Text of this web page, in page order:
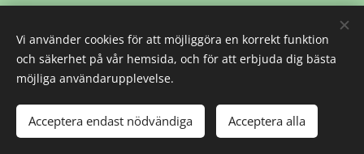
STINA HAGSTRÖM DESIGN
Maratonvägen 74, 122 40 Enskede,
Cookies
Vi använder cookies för att möjliggöra en korrekt funktion
och säkerhet på vår hemsida, och för att erbjuda dig bästa
möjliga användarupplevelse.
Acceptera endast nödvändiga Acceptera alla